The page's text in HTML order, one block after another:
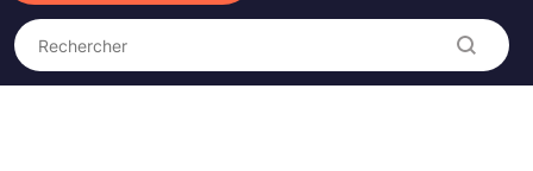
Recherche
Rechercher